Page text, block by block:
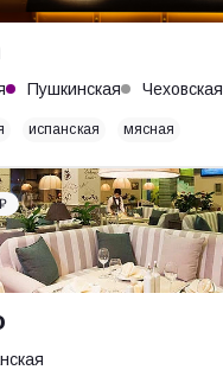
Пушкинская Чеховская
испанская мясная